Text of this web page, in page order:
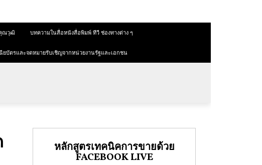
คุณวุฒิ บทความในสื่อหนังสื่อพิมพ์ ทีวี ช่องทางต่าง ๆ
ยบัตรและจดหมายรับเชิญจากหน่วยงานรัฐและเอกชน
หลักสูตรเทคนิคการขายด้วย
FACEBOOK LIVE